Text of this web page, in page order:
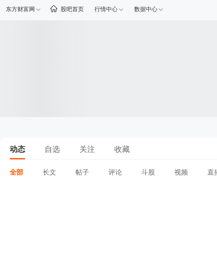
东方财富网 股吧首页 行情中心 数据中心
动态 自选 关注 收藏
全部 长文 帖子 评论 斗股 视频 直